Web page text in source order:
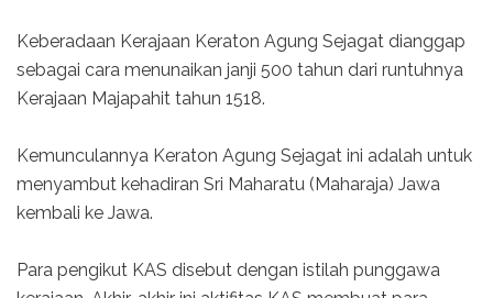
Keberadaan Kerajaan Keraton Agung Sejagat dianggap
sebagai cara menunaikan janji 500 tahun dari runtuhnya
Kerajaan Majapahit tahun 1518.
Kemunculannya Keraton Agung Sejagat ini adalah untuk
menyambut kehadiran Sri Maharatu (Maharaja) Jawa
kembali ke Jawa.
Para pengikut KAS disebut dengan istilah punggawa